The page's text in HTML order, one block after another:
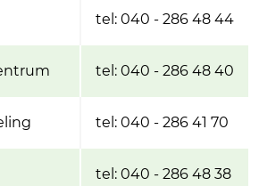
tel: 040 - 286 48 44
tel: 040 - 286 48 40
tel: 040 - 286 41 70
tel: 040 - 286 48 38